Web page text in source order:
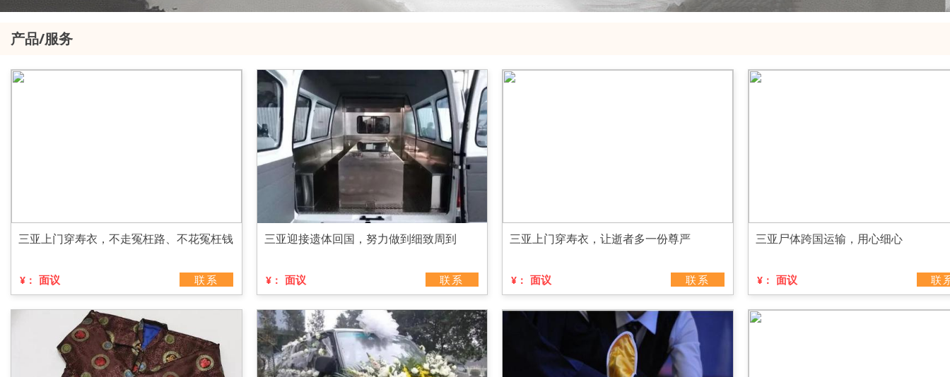
产品/服务
三亚上门穿寿衣，不走冤枉路、不花冤枉钱
¥： 面议 联系
三亚迎接遗体回国，努力做到细致周到
¥： 面议 联系
三亚上门穿寿衣，让逝者多一份尊严
¥： 面议 联系
三亚尸体跨国运输，用心细心
¥： 面议 联